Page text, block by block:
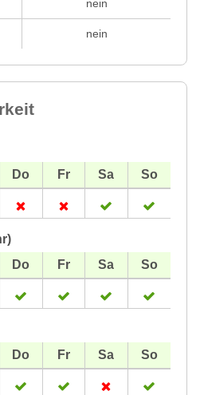
nein
nein